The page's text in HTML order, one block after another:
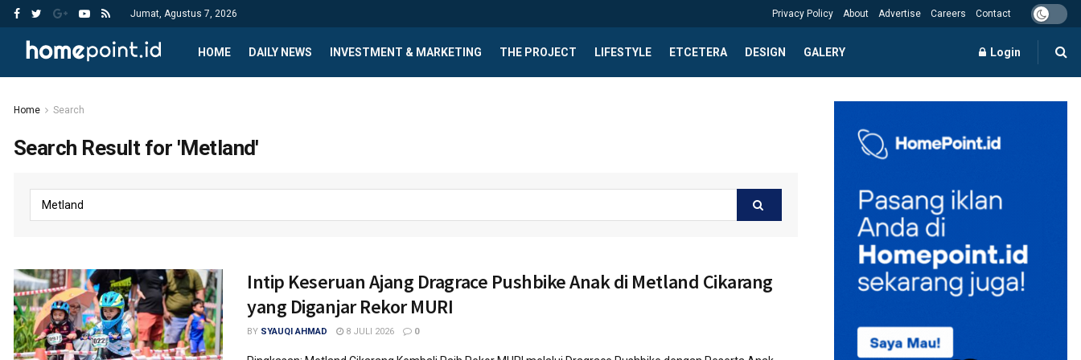
Jumat, Agustus 7, 2026 Privacy Policy About Advertise Careers Contact
HOME DAILY NEWS INVESTMENT & MARKETING THE PROJECT LIFESTYLE ETCETERA DESIGN GALERY Login
Home Search
Search Result for 'Metland'
Intip Keseruan Ajang Dragrace Pushbike Anak di Metland Cikarang
yang Diganjar Rekor MURI
BY SYAUQI AHMAD 8 JULI 2026 0